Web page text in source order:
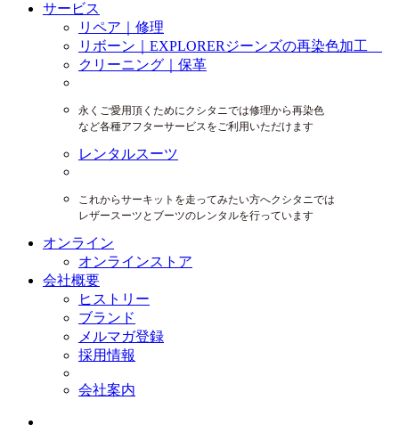
サービス
リペア｜修理
リボーン｜EXPLORERジーンズの再染色加工
クリーニング｜保革
永くご愛用頂くためにクシタニでは修理から再染色
など各種アフターサービスをご利用いただけます
レンタルスーツ
これからサーキットを走ってみたい方へクシタニでは
レザースーツとブーツのレンタルを行っています
オンライン
オンラインストア
会社概要
ヒストリー
ブランド
メルマガ登録
採用情報
会社案内